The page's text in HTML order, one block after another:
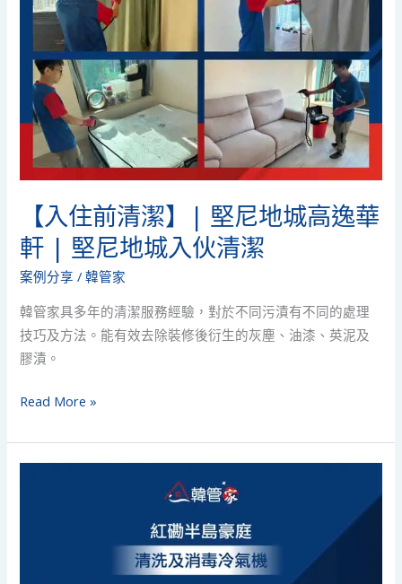
【入住前清潔】| 堅尼地城高逸華
軒 | 堅尼地城入伙清潔
案例分享 /韓管家
韓管家具多年的清潔服務經驗，對於不同污漬有不同的處理
技巧及方法。能有效去除裝修後衍生的灰塵、油漆、英泥及
膠漬。
城
逸
華
軒
堅
尼
入
伙
潔
Read More »